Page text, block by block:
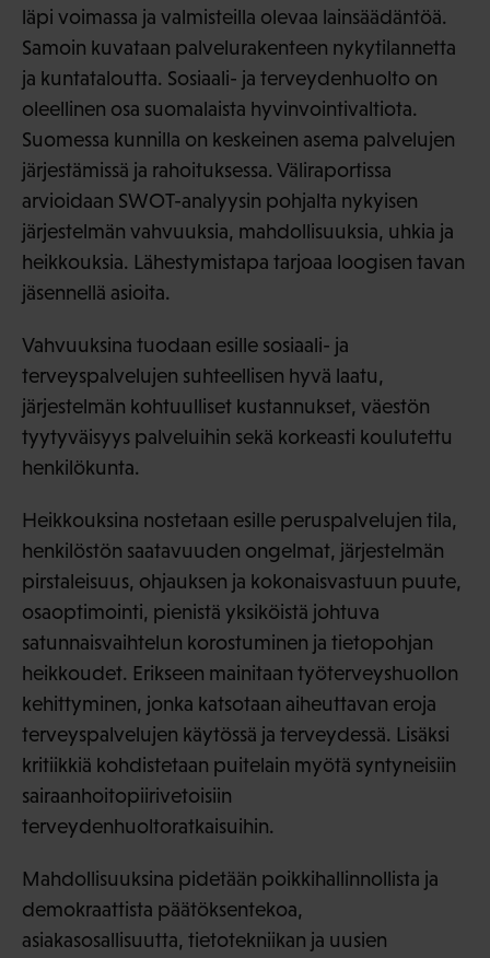
läpi voimassa ja valmisteilla olevaa lainsäädäntöä.
Samoin kuvataan palvelurakenteen nykytilannetta
ja kuntataloutta. Sosiaali- ja terveydenhuolto on
oleellinen osa suomalaista hyvinvointivaltiota.
Suomessa kunnilla on keskeinen asema palvelujen
järjestämissä ja rahoituksessa. Väliraportissa
arvioidaan SWOT-analyysin pohjalta nykyisen
järjestelmän vahvuuksia, mahdollisuuksia, uhkia ja
heikkouksia. Lähestymistapa tarjoaa loogisen tavan
jäsennellä asioita.
Vahvuuksina tuodaan esille sosiaali- ja
terveyspalvelujen suhteellisen hyvä laatu,
järjestelmän kohtuulliset kustannukset, väestön
tyytyväisyys palveluihin sekä korkeasti koulutettu
henkilökunta.
Heikkouksina nostetaan esille peruspalvelujen tila,
henkilöstön saatavuuden ongelmat, järjestelmän
pirstaleisuus, ohjauksen ja kokonaisvastuun puute,
osaoptimointi, pienistä yksiköistä johtuva
satunnaisvaihtelun korostuminen ja tietopohjan
heikkoudet. Erikseen mainitaan työterveyshuollon
kehittyminen, jonka katsotaan aiheuttavan eroja
terveyspalvelujen käytössä ja terveydessä. Lisäksi
kritiikkiä kohdistetaan puitelain myötä syntyneisiin
sairaanhoitopiirivetoisiin
terveydenhuoltoratkaisuihin.
Mahdollisuuksina pidetään poikkihallinnollista ja
demokraattista päätöksentekoa,
asiakasosallisuutta, tietotekniikan ja uusien